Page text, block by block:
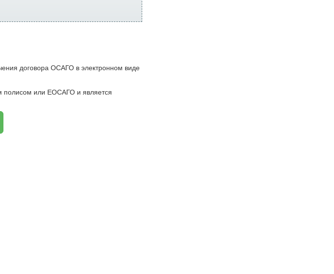
договора ОСАГО в электронном виде
полисом или ЕОСАГО и является